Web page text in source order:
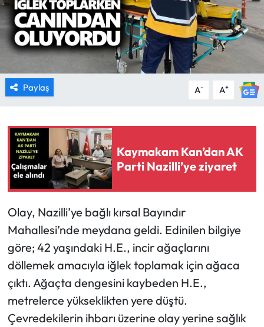
Paylaş A- A+
Kaymakam Kan’dan AK
Parti Nazilli’ye ziyaret
Olay, Nazilli’ye bağlı kırsal Bayındır
Mahallesi’nde meydana geldi. Edinilen bilgiye
göre; 42 yaşındaki H.E., incir ağaçlarını
döllemek amacıyla iğlek toplamak için ağaca
çıktı. Ağaçta dengesini kaybeden H.E.,
metrelerce yükseklikten yere düştü.
Çevredekilerin ihbarı üzerine olay yerine sağlık
TARIM
TURİZM
RESMİ İLANLAR
HABER İLAN